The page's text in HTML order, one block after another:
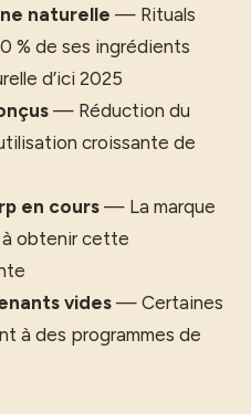
naturelle — Rituals
% de ses ingrédients
d’ici 2025
— Réduction du
croissante de
en cours — La marque
obtenir cette
vides— Certaines
à des programmes de